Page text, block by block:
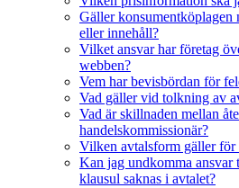
Gäller
eller innehåll?
Vilket ansvar har företag
webben?
Vem har bevisbördan för
Vad gäller vid tolkning av
Vad är skillnaden mellan
handelskommissionär?
Vilken avtalsform gäller för
Kan jag undkomma ansvar
klausul saknas i avtalet?